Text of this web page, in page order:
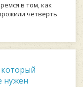
в том, как
четверть
нужен